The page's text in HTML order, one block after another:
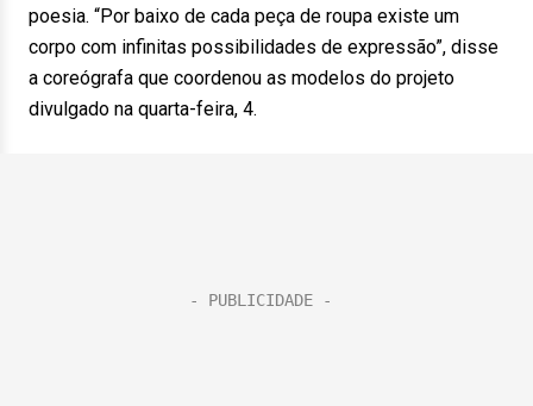
poesia. “Por baixo de cada peça de roupa existe um
corpo com infinitas possibilidades de expressão”, disse
a coreógrafa que coordenou as modelos do projeto
divulgado na quarta-feira, 4.